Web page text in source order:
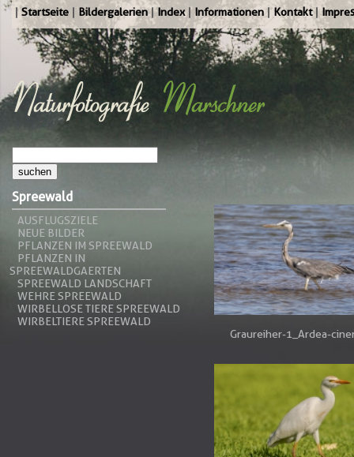
Startseite Bildergalerien Index Informationen Kontakt
Spreewald
AUSFLUGSZIELE
NEUE BILDER
PFLANZEN IM SPREEWALD
PFLANZEN IN
SPREEWALDGAERTEN
SPREEWALD LANDSCHAFT
WEHRE SPREEWALD
WIRBELLOSE TIERE SPREEWALD
WIRBELTIERE SPREEWALD
Graureiher-1_Ardea-